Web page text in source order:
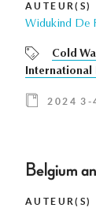
AUTEUR(S)
Widukind De
Cold
International
2024 3-
Belgium
AUTEUR(S)